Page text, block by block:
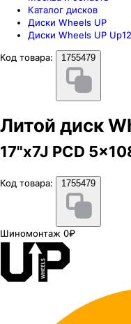
Каталог дисков
Диски Wheels UP
Диски Wheels UP
Код товара:
1755479
Литой диск
17"x7J PCD
Код товара: 1755479
Шиномонтаж 0₽